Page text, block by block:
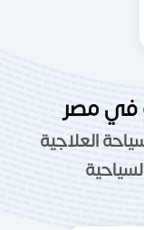
في مصر
العلاجية